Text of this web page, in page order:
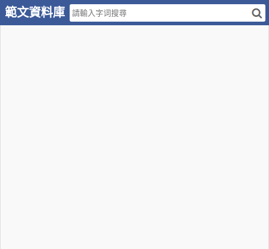
範文資料庫